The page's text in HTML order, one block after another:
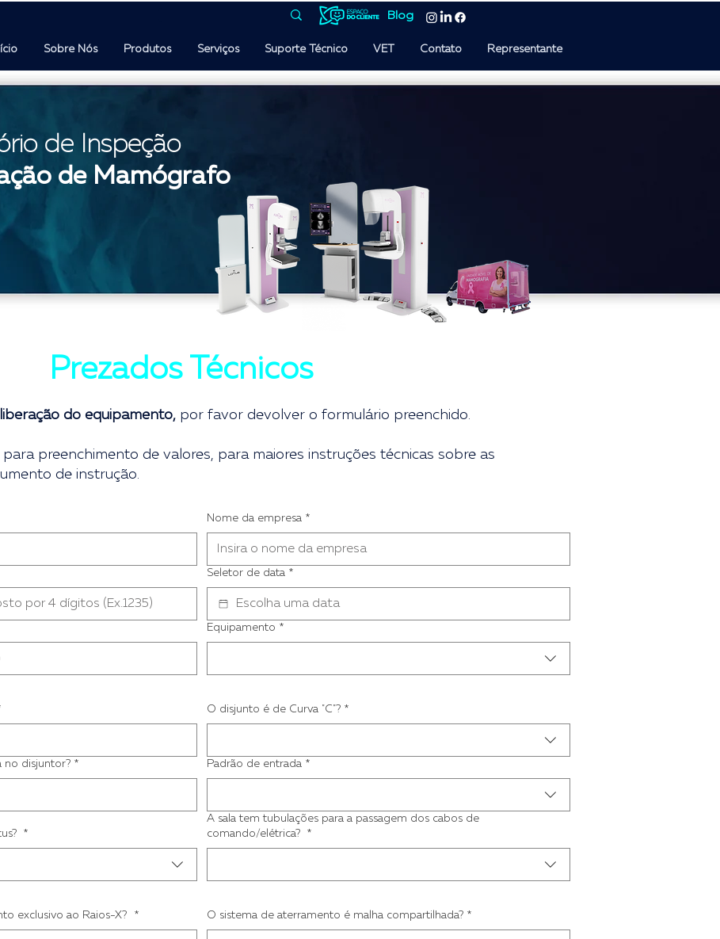
Blog
Sobre Nós Produtos Serviços Suporte Técnico VET Contato Representante
de Inspeção
de Mamógrafo
Prezados Técnicos
do equipamento, por favor devolver o formulário preenchido.
preenchimento de valores, para maiores instruções técnicas sobre as
de instrução.
Nome da empresa *
Seletor de data *
Equipamento *
O disjunto é de Curva "C"? *
no disjuntor? * Padrão de entrada *
*
A sala tem tubulações para a passagem dos cabos de
comando/elétrica?
*
exclusivo ao Raios-X? * O sistema de aterramento é malha compartilhada? *